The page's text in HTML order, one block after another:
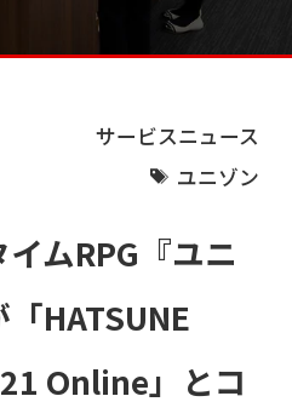
サービスニュース
ユニゾン
ムRPG『ユニ
HATSUNE
Online」とコ